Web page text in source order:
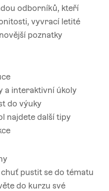
odborníků, kteří
vyvrací letité
poznatky
a interaktivní úkoly
do výuky
najdete další tipy
pustit se do tématu
do kurzu své